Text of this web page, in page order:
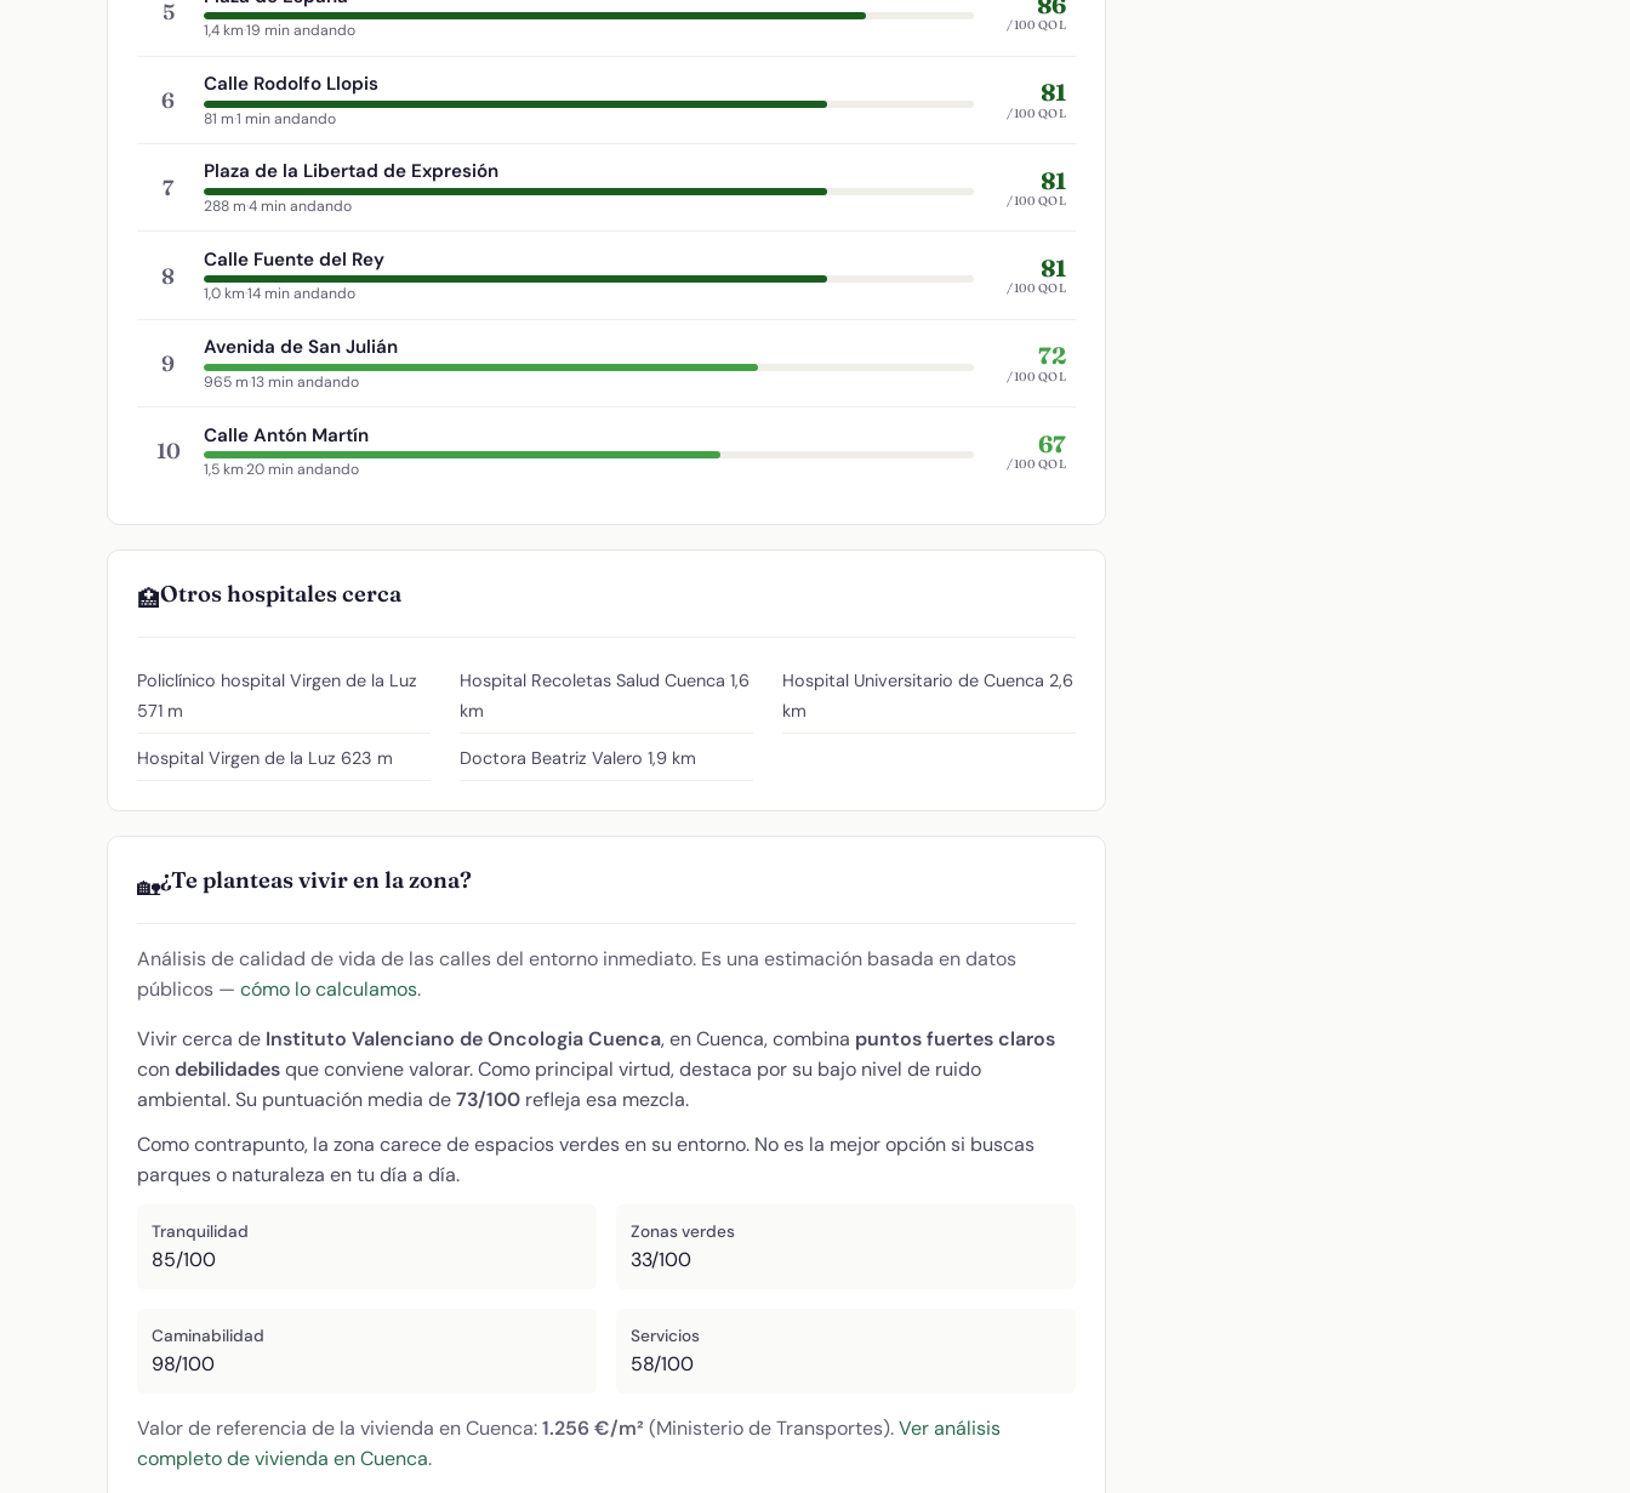
5
1,4 km·19 min andando /100 QOL
6
Calle Rodolfo Llopis
81 m·1 min andando
81
/100 QOL
7
Plaza de la Libertad de Expresión
288 m·4 min andando
81
/100 QOL
8
Calle Fuente del Rey
1,0 km·14 min andando
81
/100 QOL
9
Avenida de San Julián
965 m·13 min andando
72
/100 QOL
10
Calle Antón Martín
1,5 km·20 min andando
67
/100 QOL
🏥Otros hospitales cerca
Policlínico hospital Virgen de la Luz
571 m
Hospital Virgen de la Luz 623 m
Hospital Recoletas Salud Cuenca 1,6
km
Doctora Beatriz Valero 1,9 km
Hospital Universitario de Cuenca 2,6
km
🏡¿Te planteas vivir en la zona?
Análisis de calidad de vida de las calles del entorno inmediato. Es una estimación basada en datos
públicos — cómo lo calculamos.
Vivir cerca de Instituto Valenciano de Oncologia Cuenca, en Cuenca, combina puntos fuertes claros
condebilidadesque conviene valorar. Como principal virtud, destaca por su bajo nivel de ruido
ambiental. Su puntuación media de73/100 refleja esa mezcla.
Como contrapunto, la zona carece de espacios verdes en su entorno. No es la mejor opción si buscas
parques o naturaleza en tu día a día.
Tranquilidad
85/100
Zonas verdes
33/100
Caminabilidad
98/100
Servicios
58/100
Valor de referencia de la vivienda en Cuenca:1.256 €/m² (Ministerio de Transportes).Ver análisis
completo de vivienda en Cuenca.